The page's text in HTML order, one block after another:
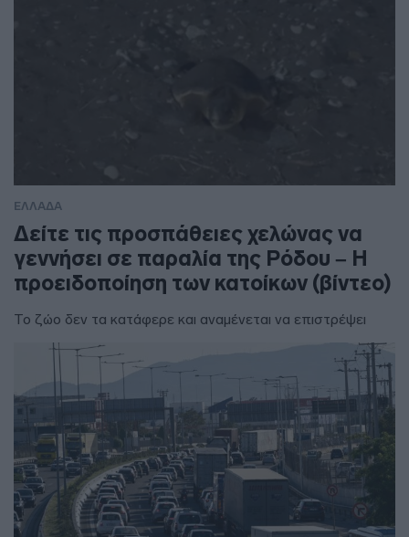
ΕΛΛΑΔΑ
Δείτε τις προσπάθειες χελώνας να
γεννήσει σε παραλία της Ρόδου – Η
προειδοποίηση των κατοίκων (βίντεο)
Το ζώο δεν τα κατάφερε και αναμένεται να επιστρέψει